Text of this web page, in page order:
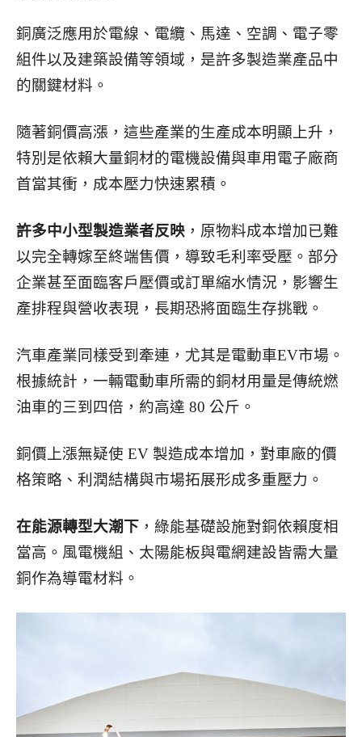
銅廣泛應用於電線、電纜、馬達、空調、電子零
組件以及建築設備等領域，是許多製造業產品中
的關鍵材料。
隨著銅價高漲，這些產業的生產成本明顯上升，
特別是依賴大量銅材的電機設備與車用電子廠商
首當其衝，成本壓力快速累積。
許多中小型製造業者反映 ，原物料成本增加已難
以完全轉嫁至終端售價，導致毛利率受壓。部分
企業甚至面臨客戶壓價或訂單縮水情況，影響生
產排程與營收表現，長期恐將面臨生存挑戰。
汽車產業同樣受到牽連，尤其是電動車EV市場。
根據統計，一輛電動車所需的銅材用量是傳統燃
油車的三到四倍，約高達 80 公斤。
銅價上漲無疑使 EV 製造成本增加，對車廠的價
格策略、利潤結構與市場拓展形成多重壓力。
在能源轉型大潮下 ，綠能基礎設施對銅依賴度相
當高。風電機組、太陽能板與電網建設皆需大量
銅作為導電材料。